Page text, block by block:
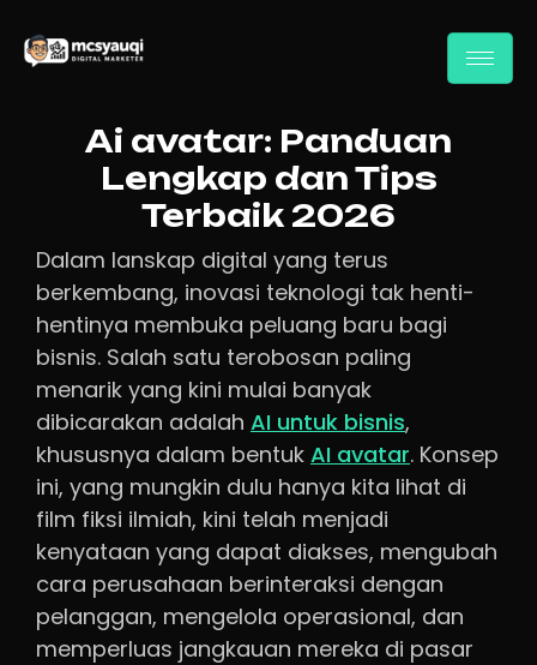
Ai avatar: Panduan
Lengkap dan Tips
Terbaik 2026
Dalam lanskap digital yang terus
berkembang, inovasi teknologi tak henti-
hentinya membuka peluang baru bagi
bisnis. Salah satu terobosan paling
menarik yang kini mulai banyak
dibicarakan adalah AI untuk bisnis,
khususnya dalam bentuk AI avatar. Konsep
ini, yang mungkin dulu hanya kita lihat di
film fiksi ilmiah, kini telah menjadi
kenyataan yang dapat diakses, mengubah
cara perusahaan berinteraksi dengan
pelanggan, mengelola operasional, dan
memperluas jangkauan mereka di pasar